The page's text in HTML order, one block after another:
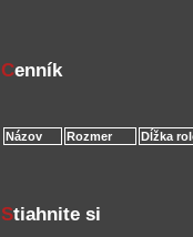
Cenník
Názov Rozmer Dĺžka
Stiahnite si